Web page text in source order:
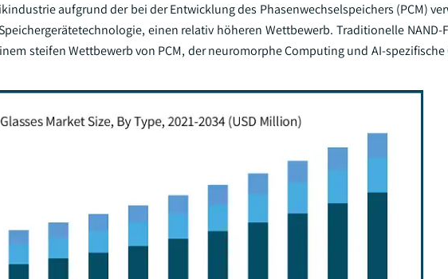
aufgrund der bei der Entwicklung des Phasenwechselspeichers (PCM)
einen relativ höheren Wettbewerb. Traditionelle NAND-
steifen Wettbewerb von PCM, der neuromorphe Computing und AI-spezifische